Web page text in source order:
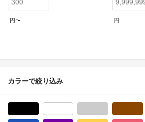
円〜 円
カラーで絞り込み